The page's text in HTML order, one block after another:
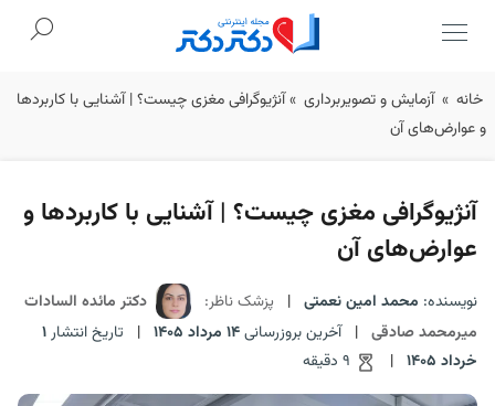
Skip
خانه » آزمایش و تصویربرداری »آنژیوگرافی مغزی چیست؟ | آشنایی با کاربردها
و عوارض‌های آن
آنژیوگرافی مغزی چیست؟ | آشنایی با کاربردها و
عوارض‌های آن
نویسنده: محمد امین نعمتی | پزشک ناظر:
دکتر مائده السادات
میرمحمد صادقی | آخرین بروزرسانی14 مرداد 1405 | تاریخ انتشار1
خرداد 1405
|